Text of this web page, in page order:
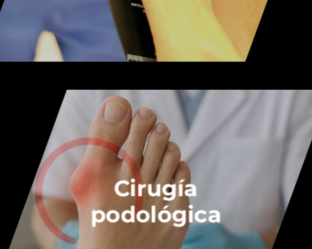
Cirugía
podológica